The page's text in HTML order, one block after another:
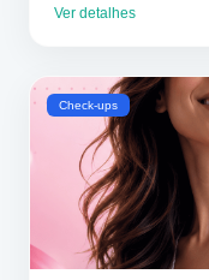
Ver detalhes
Check-ups